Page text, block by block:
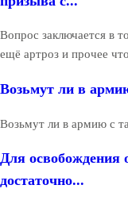
Вопрос заключается в
ещё артроз и прочее
Возьмут ли в
Возьмут ли в армию с
Для освобождения
достаточно...